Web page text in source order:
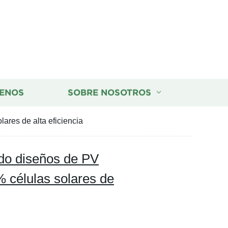
SOBRE NOSOTROS
de alta eficiencia
diseños de PV
células solares de